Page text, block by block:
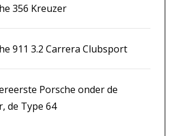
356 Kreuzer
911 3.2 Carrera Clubsport
Porsche onder de
de Type 64